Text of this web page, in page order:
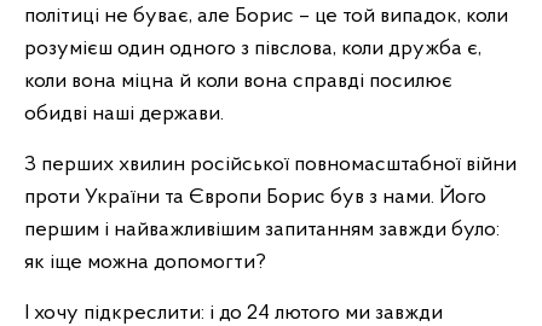
політиці не буває, але Борис – це той випадок, коли
розумієш один одного з півслова, коли дружба є,
коли вона міцна й коли вона справді посилює
обидві наші держави.
З перших хвилин російської повномасштабної війни
проти України та Європи Борис був з нами. Його
першим і найважливішим запитанням завжди було:
як іще можна допомогти?
І хочу підкреслити: і до 24 лютого ми завжди